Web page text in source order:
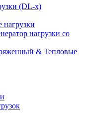
(DL-х)
нагрузки со
& Тепловые